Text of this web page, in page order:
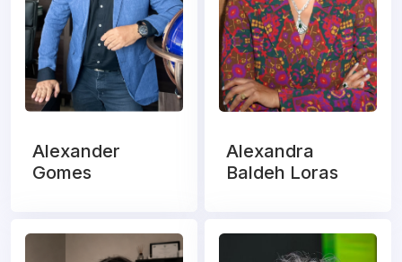
Alexander
Gomes
Alexandra
Baldeh Loras